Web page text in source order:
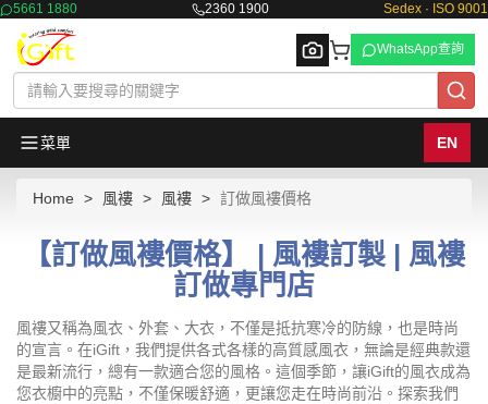
5661 1880 2360 1900 Sedex · ISO 9001
Browse
WhatsApp查詢
菜單 EN
Home 風褸 風褸 訂做風褸價格
【訂做風褸價格】 | 風褸訂製 | 風褸
訂做專門店
風褸又稱為風衣、外套、大衣，不僅是抵抗寒冷的防線，也是時尚
的宣言。在iGift，我們提供各式各樣的高質感風衣，無論是經典款還
是最新流行，總有一款適合您的風格。這個季節，讓iGift的風衣成為
您衣櫥中的亮點，不僅保暖舒適，更讓您走在時尚前沿。探索我們